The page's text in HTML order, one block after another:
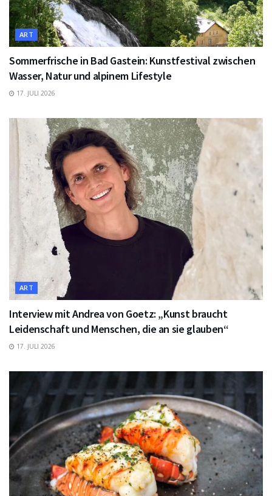
ART
Sommerfrische in Bad Gastein: Kunstfestival zwischen
Wasser, Natur und alpinem Lifestyle
17. JULI 2026
ART
Interview mit Andrea von Goetz: „Kunst braucht
Leidenschaft und Menschen, die an sie glauben“
17. JULI 2026